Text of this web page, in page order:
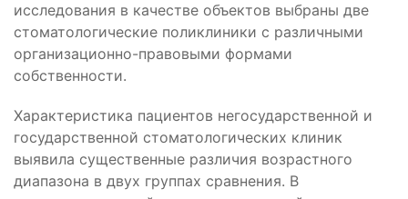
исследования в качестве объектов выбраны две
стоматологические поликлиники с различными
организационно-правовыми формами
собственности.
Характеристика пациентов негосударственной и
государственной стоматологических клиник
выявила существенные различия возрастного
диапазона в двух группах сравнения. В